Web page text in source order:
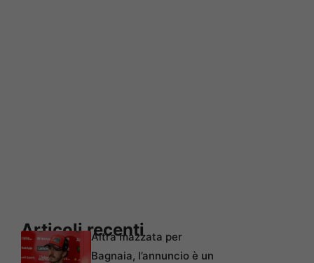
Articoli recenti
Altra mazzata per
Bagnaia, l’annuncio è un